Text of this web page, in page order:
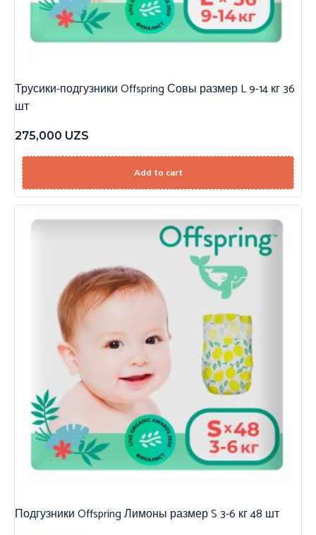
Трусики-подгузники Offspring Совы размер L 9-14 кг 36
шт
275,000 UZS
Add to cart
Подгузники Offspring Лимоны размер S 3-6 кг 48 шт